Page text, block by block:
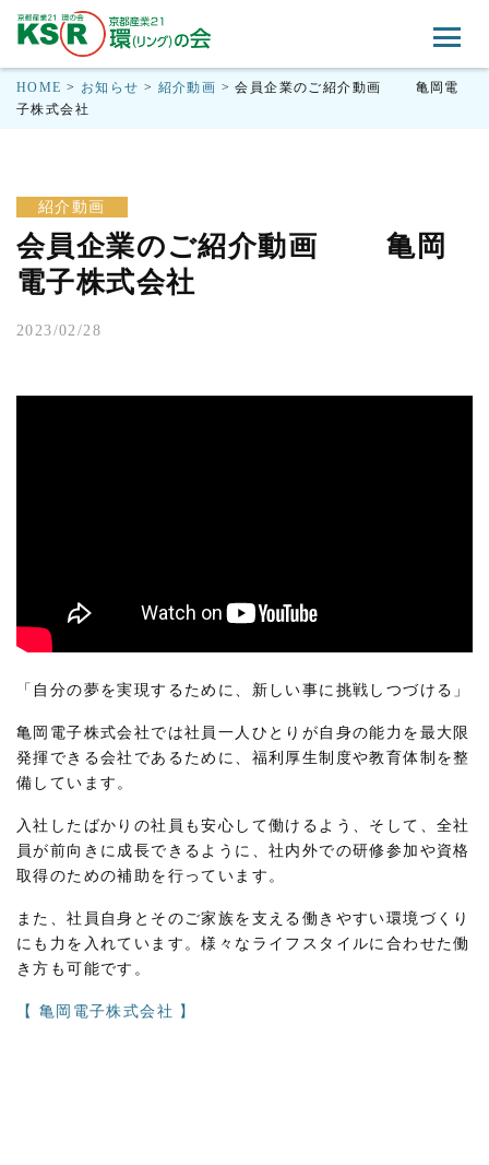
HOME > お知らせ > 紹介動画 >会員企業のご紹介動画 亀岡電
子株式会社
紹介動画
会員企業のご紹介動画 亀岡
電子株式会社
2023/02/28
「自分の夢を実現するために、新しい事に挑戦しつづける」
亀岡電子株式会社では社員一人ひとりが自身の能力を最大限
発揮できる会社であるために、福利厚生制度や教育体制を整
備しています。
入社したばかりの社員も安心して働けるよう、そして、全社
員が前向きに成長できるように、社内外での研修参加や資格
取得のための補助を行っています。
また、社員自身とそのご家族を支える働きやすい環境づくり
にも力を入れています。様々なライフスタイルに合わせた働
き方も可能です。
【 亀岡電子株式会社 】